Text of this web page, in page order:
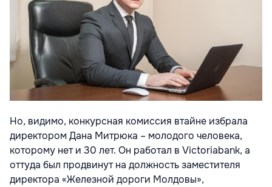
Но, видимо, конкурсная комиссия втайне избрала
директором Дана Митрюка – молодого человека,
которому нет и 30 лет. Он работал в Victoriabank, а
оттуда был продвинут на должность заместителя
директора «Железной дороги Молдовы»,